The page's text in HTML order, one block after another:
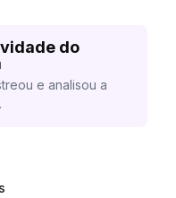
do
e analisou a